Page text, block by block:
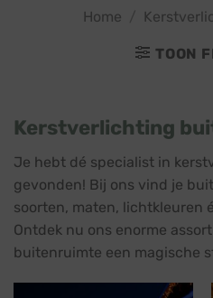
Home
TOON
Kerstverlichting
Je hebt dé specialist in
gevonden! Bij ons vind je
soorten, maten, lichtkleuren
Ontdek nu ons enorme
buitenruimte een magische